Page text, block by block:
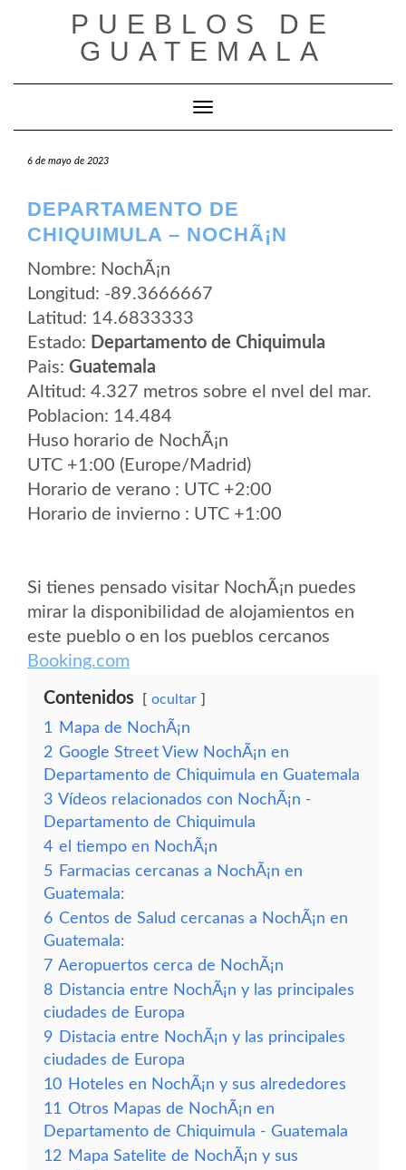
PUEBLOS DE
GUATEMALA
Cambiar modo de navegación
6 de mayo de 2023
DEPARTAMENTO DE
CHIQUIMULA – NOCHÃ¡N
Nombre: NochÃ¡n
Longitud: -89.3666667
Latitud: 14.6833333
Estado: Departamento de Chiquimula
Pais: Guatemala
Altitud: 4.327 metros sobre el nvel del mar.
Poblacion: 14.484
Huso horario de NochÃ¡n
UTC +1:00 (Europe/Madrid)
Horario de verano : UTC +2:00
Horario de invierno : UTC +1:00
Si tienes pensado visitar NochÃ¡n puedes
mirar la disponibilidad de alojamientos en
este pueblo o en los pueblos cercanos
Booking.com
Contenidos ocultar
1
Mapa de NochÃ¡n
2 Google Street View NochÃ¡n en
Departamento de Chiquimula en Guatemala
3 Vídeos relacionados con NochÃ¡n -
Departamento de Chiquimula
4 el tiempo en NochÃ¡n
5 Farmacias cercanas a NochÃ¡n en
Guatemala:
6 Centos de Salud cercanas a NochÃ¡n en
Guatemala:
7 Aeropuertos cerca de NochÃ¡n
8 Distancia entre NochÃ¡n y las principales
ciudades de Europa
9 Distacia entre NochÃ¡n y las principales
ciudades de Europa
10 Hoteles en NochÃ¡n y sus alrededores
11 Otros Mapas de NochÃ¡n en
Departamento de Chiquimula - Guatemala
12 Mapa Satelite de NochÃ¡n y sus